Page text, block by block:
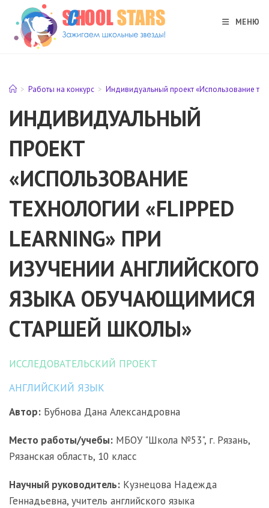
Перейти
содержимому
МЕНЮ
> Работы на конкурс > Индивидуальный проект «Использование
ИНДИВИДУАЛЬНЫЙ
ПРОЕКТ
«ИСПОЛЬЗОВАНИЕ
ТЕХНОЛОГИИ «FLIPPED
LEARNING» ПРИ
ИЗУЧЕНИИ АНГЛИЙСКОГО
ЯЗЫКА ОБУЧАЮЩИМИСЯ
СТАРШЕЙ ШКОЛЫ»
ИССЛЕДОВАТЕЛЬСКИЙ ПРОЕКТ
АНГЛИЙСКИЙ ЯЗЫК
Автор: Бубнова Дана Александровна
Место работы/учебы: МБОУ "Школа №53", г. Рязань,
Рязанская область, 10 класс
Научный руководитель: Кузнецова Надежда
Геннадьевна, учитель английского языка